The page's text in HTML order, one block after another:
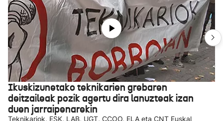
Ikuskizunetako teknikarien grebaren
deitzaileak pozik agertu dira lanuzteak izan
duen jarraipenarekin
Teknikariok, ESK, LAB, UGT, CCOO, ELA eta CNT Euskal